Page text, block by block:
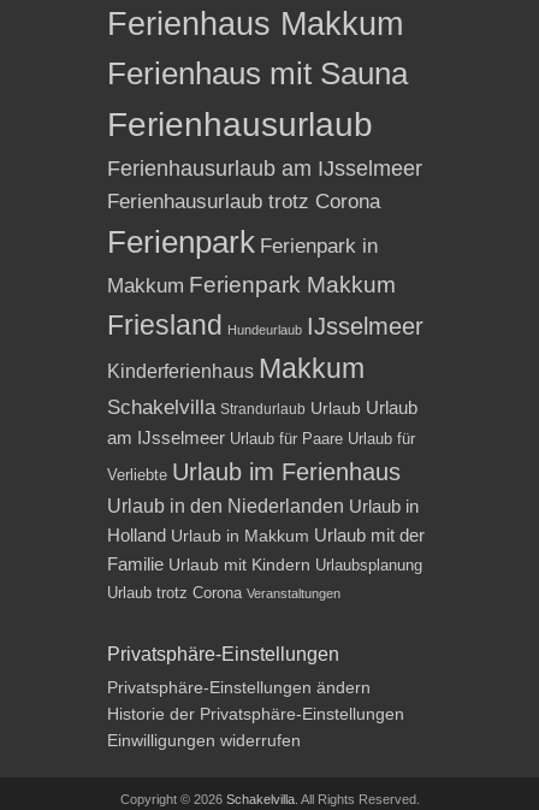
Ferienhaus Makkum
Ferienhaus mit Sauna
Ferienhausurlaub
Ferienhausurlaub am IJsselmeer
Ferienhausurlaub trotz Corona
Ferienpark Ferienpark in
Makkum Ferienpark Makkum
Friesland Hundeurlaub IJsselmeer
Kinderferienhaus Makkum
Schakelvilla Strandurlaub Urlaub Urlaub
am IJsselmeer Urlaub für Paare Urlaub für
Verliebte Urlaub im Ferienhaus
Urlaub in den Niederlanden Urlaub in
Holland Urlaub in Makkum Urlaub mit der
Familie Urlaub mit Kindern Urlaubsplanung
Urlaub trotz Corona Veranstaltungen
Privatsphäre-Einstellungen
Privatsphäre-Einstellungen ändern
Historie der Privatsphäre-Einstellungen
Einwilligungen widerrufen
Copyright © 2026 Schakelvilla. All Rights Reserved.